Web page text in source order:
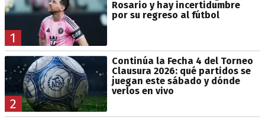
1
Rosario y hay incertidumbre
por su regreso al fútbol
2
Continúa la Fecha 4 del Torneo
Clausura 2026: qué partidos se
juegan este sábado y dónde
verlos en vivo